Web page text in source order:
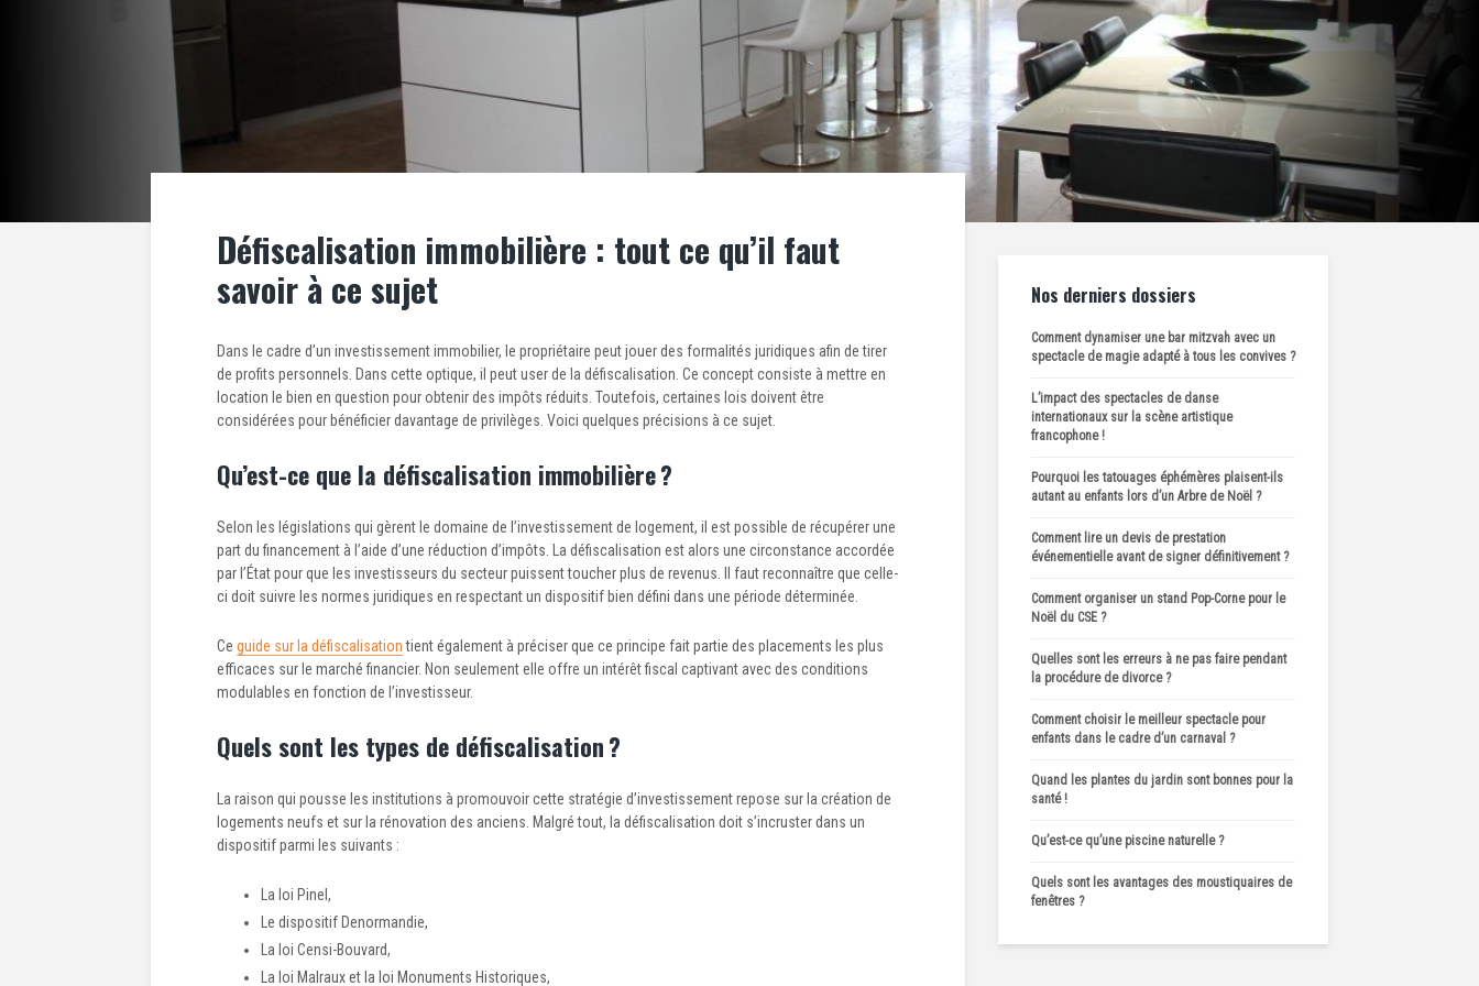
Défiscalisation immobilière : tout ce qu’il faut
savoir à ce sujet
Dans le cadre d’un investissement immobilier, le propriétaire peut jouer des formalités juridiques afin de tirer
de profits personnels. Dans cette optique, il peut user de la défiscalisation. Ce concept consiste à mettre en
location le bien en question pour obtenir des impôts réduits. Toutefois, certaines lois doivent être
considérées pour bénéficier davantage de privilèges. Voici quelques précisions à ce sujet.
Qu’est-ce que la défiscalisation immobilière ?
Selon les législations qui gèrent le domaine de l’investissement de logement, il est possible de récupérer une
part du financement à l’aide d’une réduction d’impôts. La défiscalisation est alors une circonstance accordée
par l’État pour que les investisseurs du secteur puissent toucher plus de revenus. Il faut reconnaître que celle-
ci doit suivre les normes juridiques en respectant un dispositif bien défini dans une période déterminée.
Ce guide sur la défiscalisationtient également à préciser que ce principe fait partie des placements les plus
efficaces sur le marché financier. Non seulement elle offre un intérêt fiscal captivant avec des conditions
modulables en fonction de l’investisseur.
Quels sont les types de défiscalisation ?
La raison qui pousse les institutions à promouvoir cette stratégie d’investissement repose sur la création de
logements neufs et sur la rénovation des anciens. Malgré tout, la défiscalisation doit s’incruster dans un
dispositif parmi les suivants :
La loi Pinel,
Le dispositif Denormandie,
La loi Censi-Bouvard,
La loi Malraux et la loi Monuments Historiques,
Nos derniers dossiers
Comment dynamiser une bar mitzvah avec un
spectacle de magie adapté à tous les convives ?
L’impact des spectacles de danse
internationaux sur la scène artistique
francophone !
Pourquoi les tatouages éphémères plaisent-ils
autant au enfants lors d’un Arbre de Noël ?
Comment lire un devis de prestation
événementielle avant de signer définitivement ?
Comment organiser un stand Pop-Corne pour le
Noël du CSE ?
Quelles sont les erreurs à ne pas faire pendant
la procédure de divorce ?
Comment choisir le meilleur spectacle pour
enfants dans le cadre d’un carnaval ?
Quand les plantes du jardin sont bonnes pour la
santé !
Qu’est-ce qu’une piscine naturelle ?
Quels sont les avantages des moustiquaires de
fenêtres ?